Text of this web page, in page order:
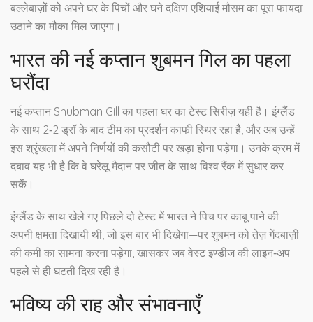
बल्लेबाज़ों को अपने घर के पिचों और घने दक्षिण एशियाई मौसम का पूरा फायदा
उठाने का मौका मिल जाएगा।
भारत की नई कप्तान शुबमन गिल का पहला
घरौंदा
नई कप्तानShubman Gill का पहला घर का टेस्ट सिरीज़ यही है। इंग्लैंड
के साथ 2‑2 ड्रॉ के बाद टीम का प्रदर्शन काफी स्थिर रहा है, और अब उन्हें
इस श्रृंखला में अपने निर्णयों की कसौटी पर खड़ा होना पड़ेगा। उनके क्रम में
दबाव यह भी है कि वे घरेलू मैदान पर जीत के साथ विश्व रैंक में सुधार कर
सकें।
इंग्लैंड के साथ खेले गए पिछले दो टेस्ट में भारत ने पिच पर काबू पाने की
अपनी क्षमता दिखायी थी, जो इस बार भी दिखेगा—पर शुबमन को तेज़ गेंदबाज़ी
की कमी का सामना करना पड़ेगा, खासकर जब वेस्ट इण्डीज की लाइन‑अप
पहले से ही घटती दिख रही है।
भविष्य की राह और संभावनाएँ